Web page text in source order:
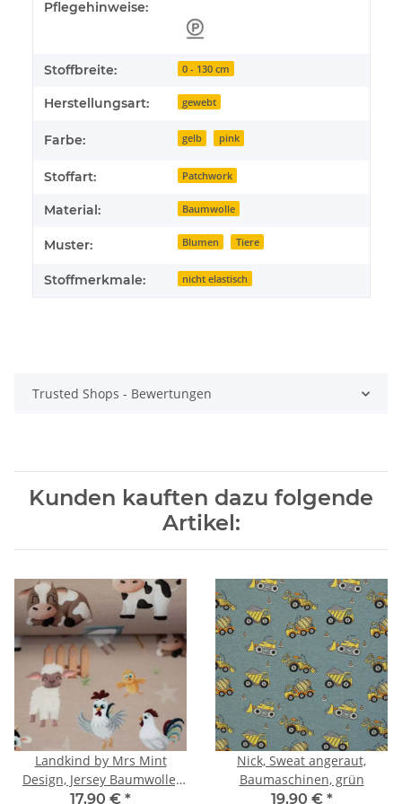
Pflegehinweise:
Stoffbreite: 0 - 130 cm
Herstellungsart: gewebt
Farbe: gelb pink
Stoffart: Patchwork
Material: Baumwolle
Muster: Blumen Tiere
Stoffmerkmale: nicht elastisch
Trusted Shops - Bewertungen
Kunden kauften dazu folgende
Artikel:
Landkind by Mrs Mint
Design, Jersey Baumwolle,
Trecker, Bauernhoftiere,
17,90 € *
Nick, Sweat angeraut,
Baumaschinen, grün
19,90 € *